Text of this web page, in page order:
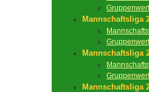
Mannschaftsliga
Mannschaftsliga
Mannschaftsliga